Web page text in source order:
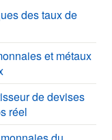
des taux de
et métaux
de devises
réel